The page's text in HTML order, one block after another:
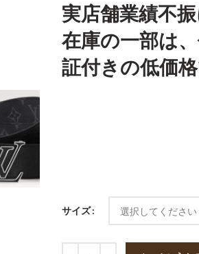
実店舗業績不
在庫の一部は
証付きの低価
サイズ